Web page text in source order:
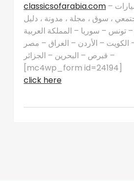
classicsofarabia.com – الصفحة الرئيسية لعشاق السيارات الكلاسيكية في الشرق الأوسط سيارات
، سوق ، مجلة ، مدونة ، دليل
– تونس – سوريا – المملكة العربية
– الأردن – العراق – مصر
– قبرص – البحرين – الجزائر
[mc4wp_form id=24194]
click here